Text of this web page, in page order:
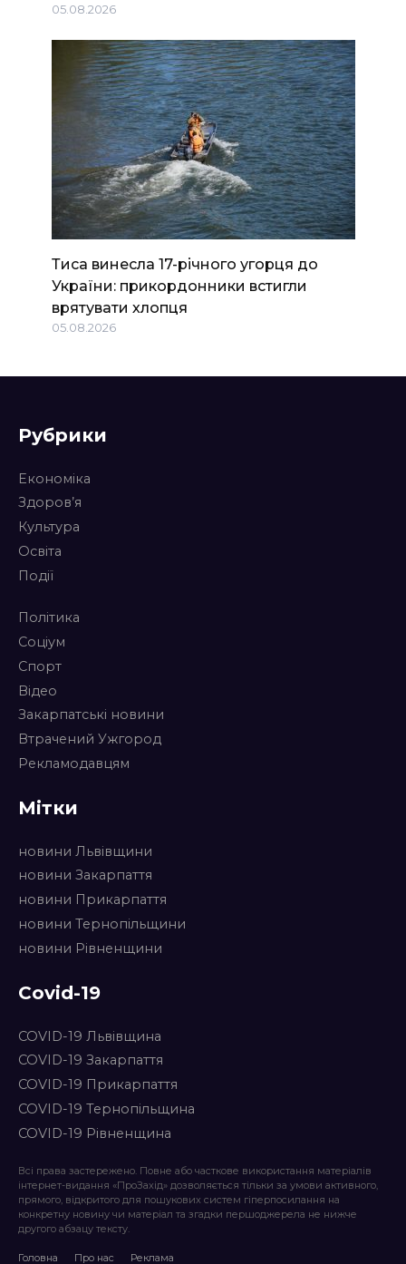
05.08.2026
Тиса винесла 17-річного угорця до
України: прикордонники встигли
врятувати хлопця
05.08.2026
Рубрики
Економіка
Здоров’я
Культура
Освіта
Події
Політика
Соціум
Спорт
Відео
Закарпатські новини
Втрачений Ужгород
Рекламодавцям
Мітки
новини Львівщини
новини Закарпаття
новини Прикарпаття
новини Тернопільщини
новини Рівненщини
Covid-19
COVID-19 Львівщина
COVID-19 Закарпаття
COVID-19 Прикарпаття
COVID-19 Тернопільщина
COVID-19 Рівненщина
Всі права застережено. Повне або часткове використання матеріалів
інтернет-видання «ПроЗахід» дозволяється тільки за умови активного,
прямого, відкритого для пошукових систем гіперпосилання на
конкретну новину чи матеріал та згадки першоджерела не нижче
другого абзацу тексту.
Головна Про нас Реклама